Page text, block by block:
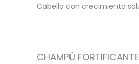
Cabello con crecimiento
CHAMPÚ